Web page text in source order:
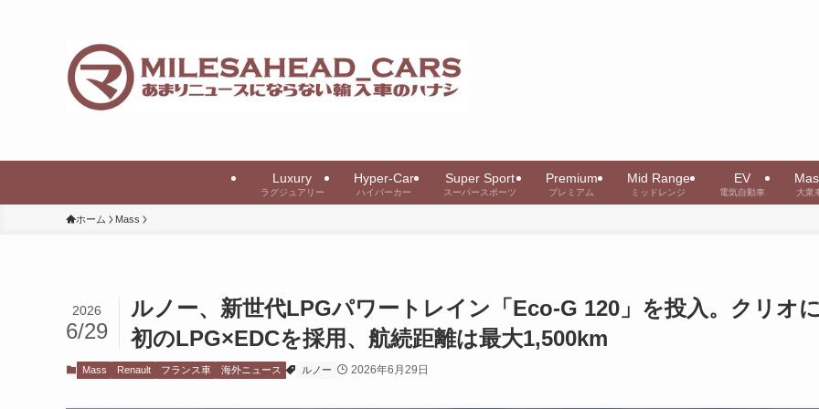
Luxury
ラグジュアリー
Hyper-Car
ハイパーカー
Super Sport
スーパースポーツ
Premium
プレミアム
Mid Range
ミッドレンジ
EV
電気自動車 大衆
ホーム Mass
ルノー、新世代LPGパワートレイン「Eco-G 120」を投入。クリオに
初のLPG×EDCを採用、航続距離は最大1,500km
2026
6/29
Mass Renault フランス車 海外ニュース ルノー 2026年6月29日